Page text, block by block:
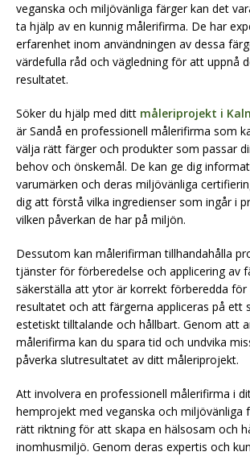
veganska och miljövänliga färger kan det
ta hjälp av en kunnig målerifirma. De har
erfarenhet inom användningen av dessa
värdefulla råd och vägledning för att uppnå
resultatet.
Söker du hjälp med ditt måleriprojekt i
är Sandå en professionell målerifirma som
välja rätt färger och produkter som passar
behov och önskemål. De kan ge dig
varumärken och deras miljövänliga
dig att förstå vilka ingredienser som ingår i
vilken påverkan de har på miljön.
Dessutom kan målerifirman tillhandahålla
tjänster för förberedelse och applicering av
säkerställa att ytor är korrekt förberedda
resultatet och att färgerna appliceras på ett
estetiskt tilltalande och hållbart. Genom att
målerifirma kan du spara tid och undvika
påverka slutresultatet av ditt måleriprojekt.
Att involvera en professionell målerifirma i
hemprojekt med veganska och miljövänliga
rätt riktning för att skapa en hälsosam och
inomhusmiljö. Genom deras expertis och